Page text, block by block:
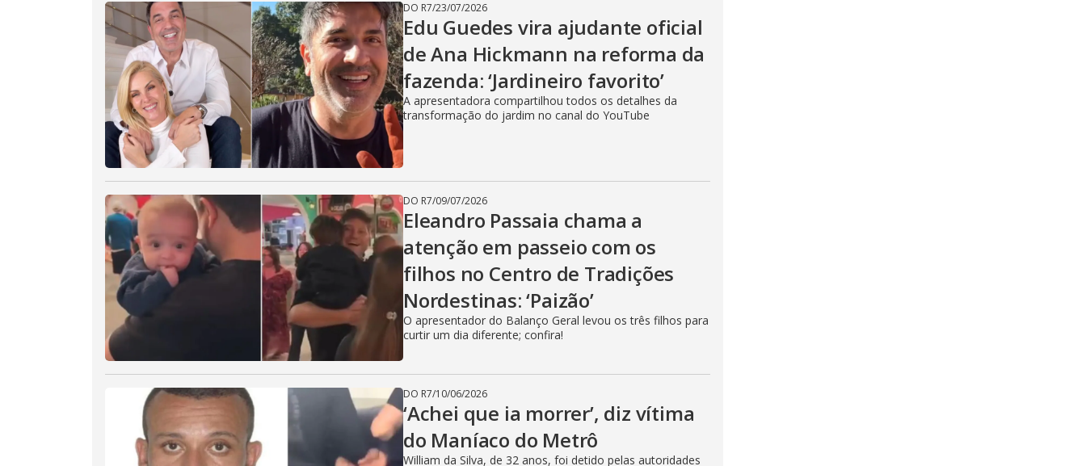
DO R7/23/07/2026
Edu Guedes vira ajudante oficial
de Ana Hickmann na reforma da
fazenda: ‘Jardineiro favorito’
A apresentadora compartilhou todos os detalhes da
transformação do jardim no canal do YouTube
DO R7/09/07/2026
Eleandro Passaia chama a
atenção em passeio com os
filhos no Centro de Tradições
Nordestinas: ‘Paizão’
O apresentador do Balanço Geral levou os três filhos para
curtir um dia diferente; confira!
DO R7/10/06/2026
‘Achei que ia morrer’, diz vítima
do Maníaco do Metrô
William da Silva, de 32 anos, foi detido pelas autoridades